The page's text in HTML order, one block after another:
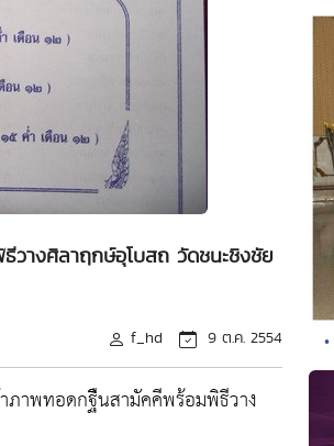
างศิลาฤกษ์อุโบสถ วัดชนะชิงชัย
f_hd 9 ต.ค. 2554
ภาพทอดกฐิืนสามัคคีพร้อมพิธีวาง